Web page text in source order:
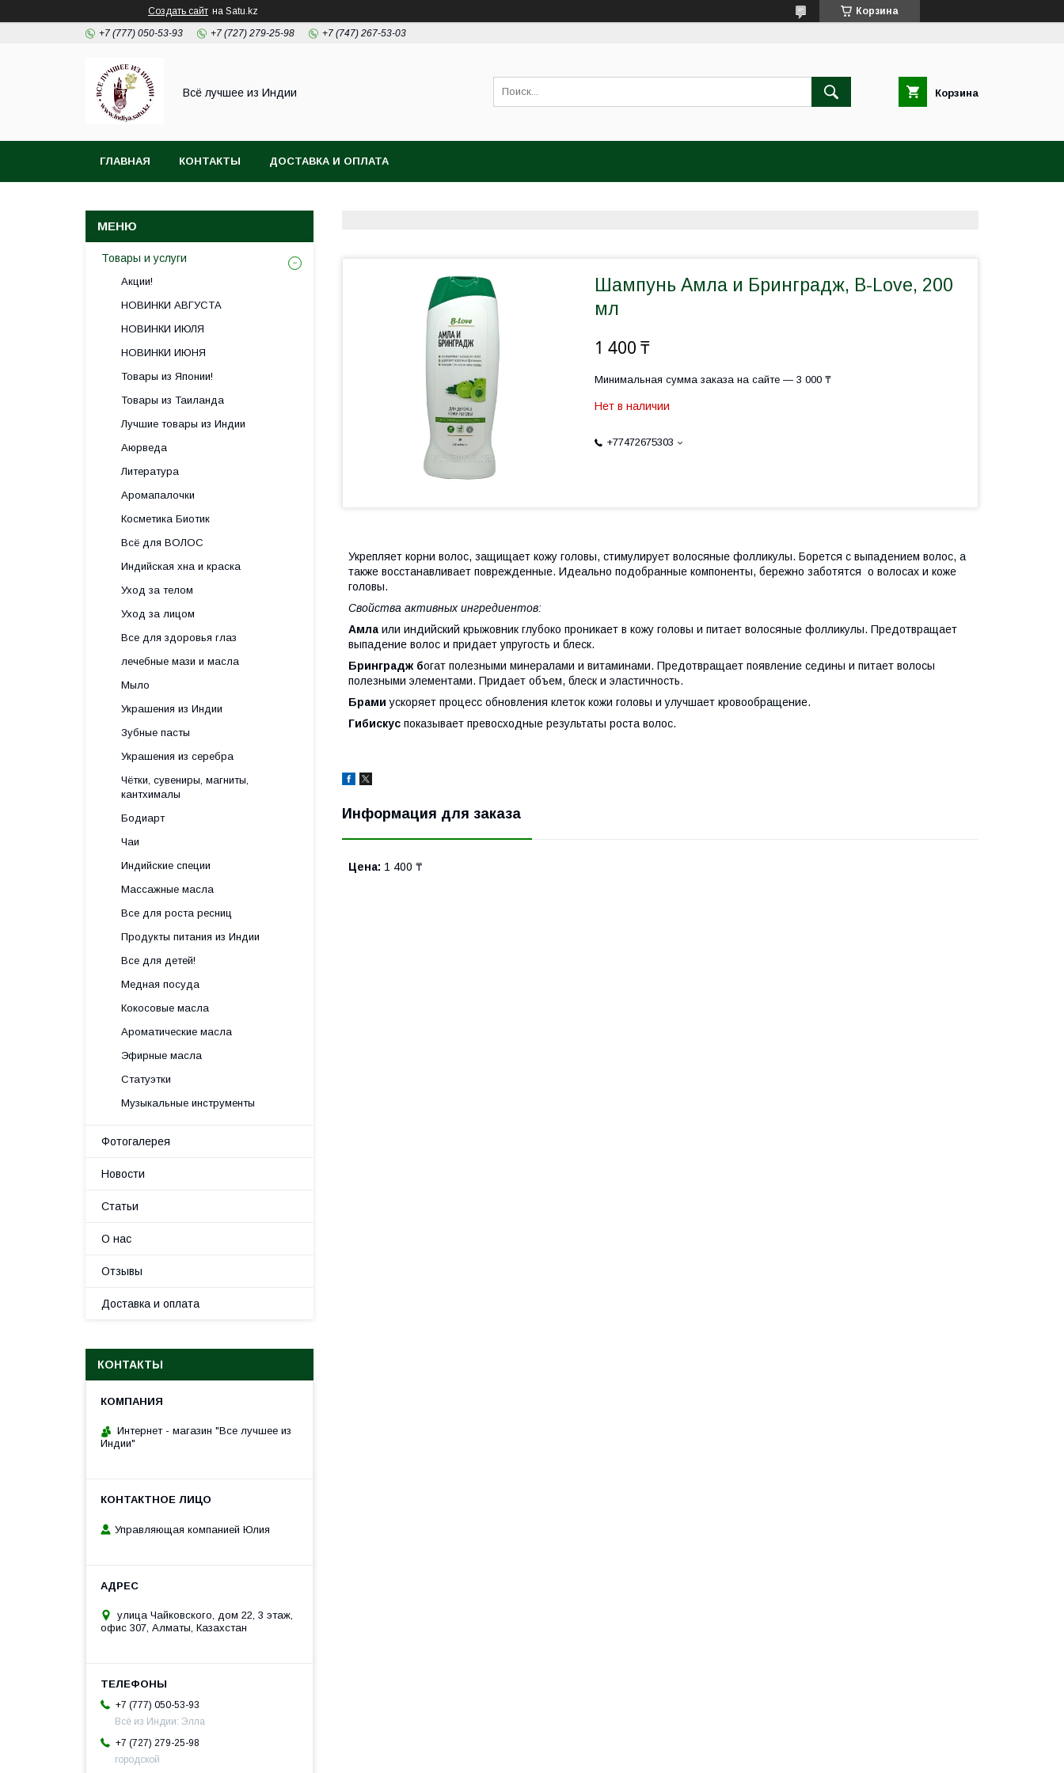
Создать сайт на Satu.kz Корзина
+7 (777) 050-53-93 +7 (727) 279-25-98 +7 (747) 267-53-03
Всё лучшее из Индии Корзина
ГЛАВНАЯ КОНТАКТЫ ДОСТАВКА И ОПЛАТА
Шампунь Амла и Бринградж, B-Love, 200
мл
1 400 ₸
Минимальная сумма заказа на сайте — 3 000 ₸
Нет в наличии
+77472675303
Укрепляет корни волос, защищает кожу головы, стимулирует волосяные фолликулы. Борется с выпадением волос, а
также восстанавливает поврежденные. Идеально подобранные компоненты, бережно заботятся о волосах и коже
головы.
Свойства активных ингредиентов:
Амла или индийский крыжовник глубоко проникает в кожу головы и питает волосяные фолликулы. Предотвращает
выпадение волос и придает упругость и блеск.
Бринградж богат полезными минералами и витаминами. Предотвращает появление седины и питает волосы
полезными элементами. Придает объем, блеск и эластичность.
Брамиускоряет процесс обновления клеток кожи головы и улучшает кровообращение.
Гибискус показывает превосходные результаты роста волос.
Информация для заказа
Цена: 1 400 ₸
Товары и услуги
Акции!
НОВИНКИ АВГУСТА
НОВИНКИ ИЮЛЯ
НОВИНКИ ИЮНЯ
Товары из Японии!
Товары из Таиланда
Лучшие товары из Индии
Аюрведа
Литература
Аромапалочки
Косметика Биотик
Всё для ВОЛОС
Индийская хна и краска
Уход за телом
Уход за лицом
Все для здоровья глаз
лечебные мази и масла
Мыло
Украшения из Индии
Зубные пасты
Украшения из серебра
Чётки, сувениры, магниты,
кантхималы
Бодиарт
Чаи
Индийские специи
Массажные масла
Все для роста ресниц
Продукты питания из Индии
Все для детей!
Медная посуда
Кокосовые масла
Ароматические масла
Эфирные масла
Статуэтки
Музыкальные инструменты
Фотогалерея
Новости
Статьи
О нас
Отзывы
Доставка и оплата
КОНТАКТЫ
Интернет - магазин "Все лучшее из
Индии"
Управляющая компанией Юлия
улица Чайковского, дом 22, 3 этаж,
офис 307, Алматы, Казахстан
+7 (777) 050-53-93
Всё из Индии: Элла
+7 (727) 279-25-98
городской